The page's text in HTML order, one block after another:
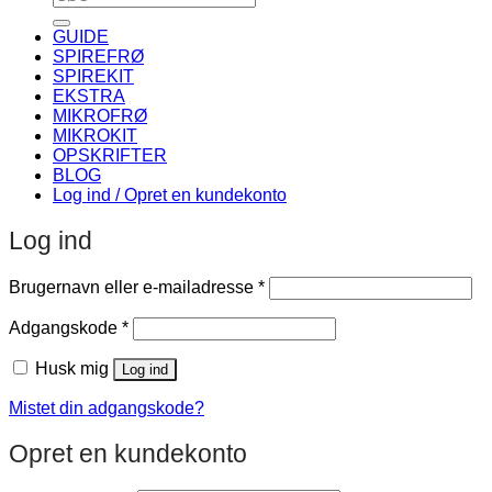
efter:
GUIDE
SPIREFRØ
SPIREKIT
EKSTRA
MIKROFRØ
MIKROKIT
OPSKRIFTER
BLOG
Log ind / Opret en kundekonto
Log ind
Brugernavn eller e-mailadresse *Påkrævet
Adgangskode *Påkrævet
Husk mig Log ind
Mistet din adgangskode?
Opret en kundekonto